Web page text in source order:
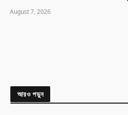
August 7, 2026
আরও পড়ুন